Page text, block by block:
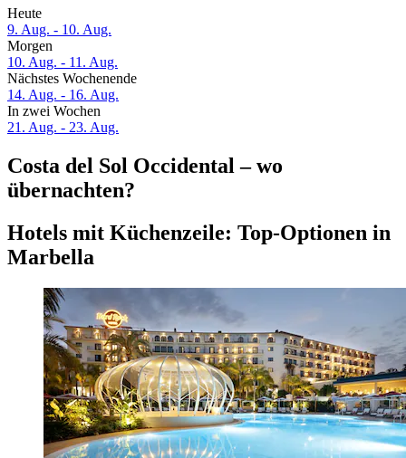
Heute
9. Aug. - 10. Aug.
Morgen
10. Aug. - 11. Aug.
Nächstes Wochenende
14. Aug. - 16. Aug.
In zwei Wochen
21. Aug. - 23. Aug.
Costa del Sol Occidental – wo
übernachten?
Hotels mit Küchenzeile: Top-Optionen in
Marbella